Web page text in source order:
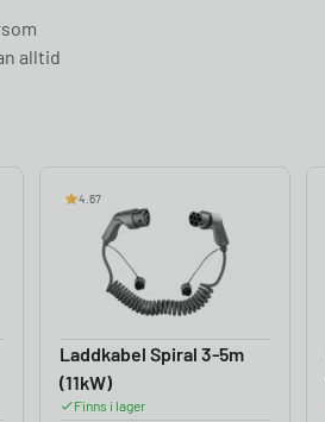
alltid
4.67
Laddkabel Spiral 3-5m
(11kW)
Finns i lager